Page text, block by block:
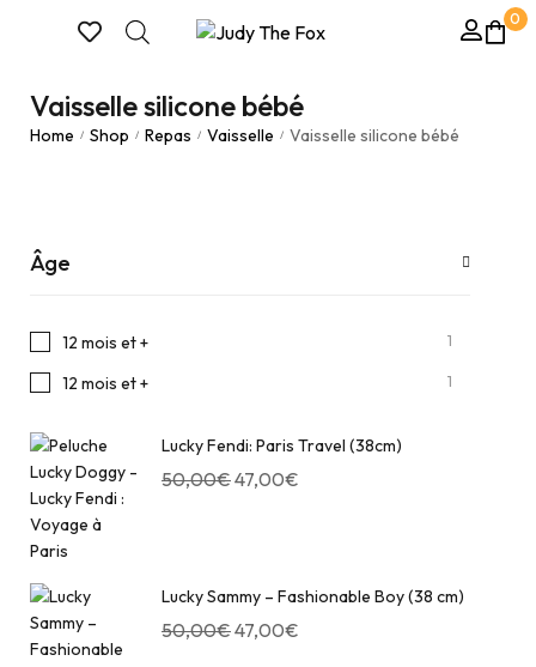
0
Vaisselle silicone bébé
Home / Shop / Repas / Vaisselle / Vaisselle silicone bébé
Âge
12 mois et + 1
12 mois et + 1
Lucky Fendi: Paris Travel (38cm)
50,00€47,00€
Lucky Sammy – Fashionable Boy (38 cm)
50,00€47,00€